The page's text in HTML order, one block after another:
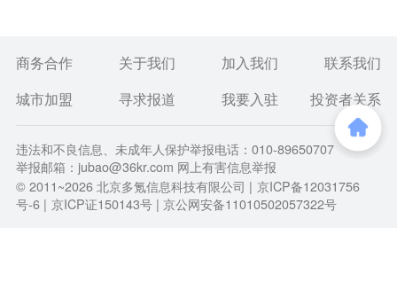
商务合作 关于我们 加入我们
联系我们
城市加盟
寻求报道 我要入驻 投资者关系
违法和不良信息、未成年人保护举报电话：010-89650707
举报邮箱：jubao@36kr.com 网上有害信息举报
© 2011~2026北京多氪信息科技有限公司 | 京ICP备12031756
号-6 | 京ICP证150143号 | 京公网安备11010502057322号